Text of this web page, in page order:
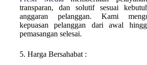
transparan, dan solutif sesuai
anggaran pelanggan. Kami
kepuasan pelanggan dari awal
pemasangan selesai.
5. Harga Bersahabat :